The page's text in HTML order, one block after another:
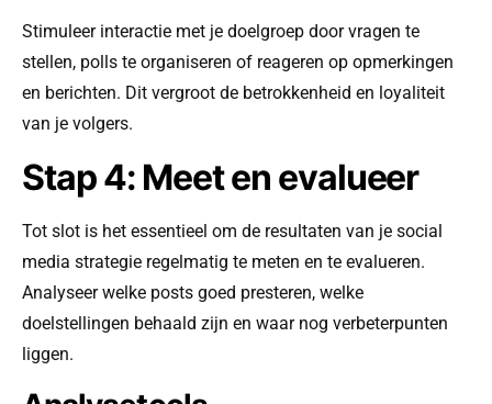
Stimuleer interactie met je doelgroep door vragen te
stellen, polls te organiseren of reageren op opmerkingen
en berichten. Dit vergroot de betrokkenheid en loyaliteit
van je volgers.
Stap 4: Meet en evalueer
Tot slot is het essentieel om de resultaten van je social
media strategie regelmatig te meten en te evalueren.
Analyseer welke posts goed presteren, welke
doelstellingen behaald zijn en waar nog verbeterpunten
liggen.